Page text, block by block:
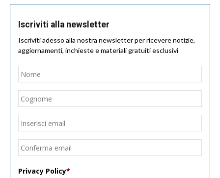
Iscriviti alla newsletter
Iscriviti adesso alla nostra newsletter per ricevere notizie,
aggiornamenti, inchieste e materiali gratuiti esclusivi
Nome
Email
Privacy Policy*